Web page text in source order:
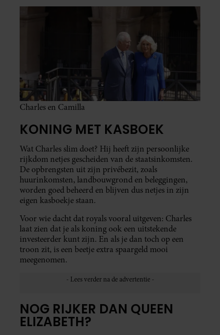
Charles en Camilla
KONING MET KASBOEK
Wat Charles slim doet? Hij heeft zijn persoonlijke
rijkdom netjes gescheiden van de staatsinkomsten.
De opbrengsten uit zijn privébezit, zoals
huurinkomsten, landbouwgrond en beleggingen,
worden goed beheerd en blijven dus netjes in zijn
eigen kasboekje staan.
Voor wie dacht dat royals vooral uitgeven: Charles
laat zien dat je als koning ook een uitstekende
investeerder kunt zijn. En als je dan toch op een
troon zit, is een beetje extra spaargeld mooi
meegenomen.
NOG RIJKER DAN QUEEN
ELIZABETH?